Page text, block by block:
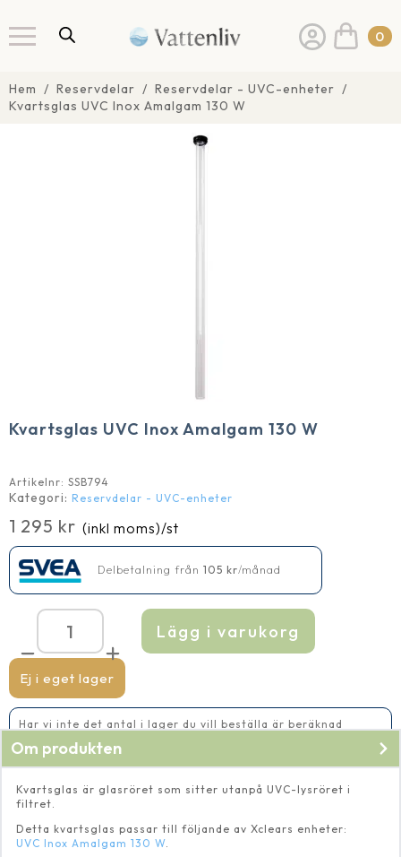
0
Hem Reservdelar
Reservdelar - UVC-enheter
Kvartsglas UVC Inox Amalgam 130 W
Kvartsglas UVC Inox Amalgam 130 W
Artikelnr: SSB794
Kategori: Reservdelar - UVC-enheter
1 295 kr (inkl moms)/st
Delbetalning från 105 kr/månad
Ej i eget lager
Kvartsglas
UVC
Inox
Amalgam
130
W
mängd
Lägg i varukorg
Har vi inte det antal i lager du vill beställa är beräknad
Om produkten
Kvartsglas är glasröret som sitter utanpå UVC-lysröret i
filtret.
Detta kvartsglas passar till följande av Xclears enheter:
UVC Inox Amalgam 130 W.